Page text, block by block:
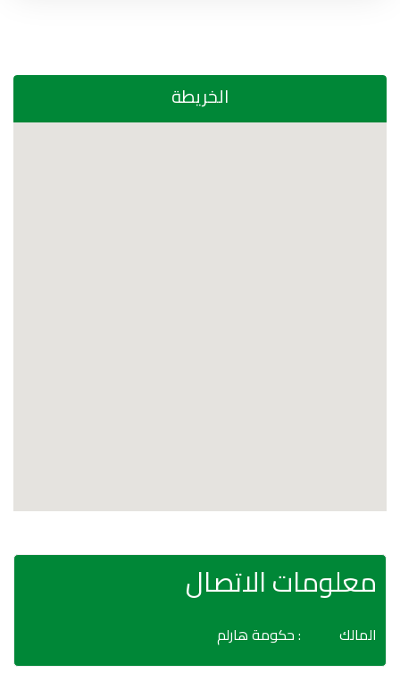
الخريطة
معلومات الاتصال
المالك : حكومة هارلم